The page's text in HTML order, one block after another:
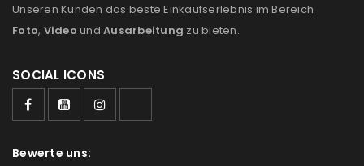
Ein Link zum Erstellen eines neuen Passworts wird an
deine E-Mail-Adresse gesendet.
NEWSLETTER ABONNIEREN
Unseren Kunden das beste Einkaufserlebnis im Bereich
Foto, Video und Ausarbeitung zu bieten.
SOCIAL ICONS
Bewerte uns: